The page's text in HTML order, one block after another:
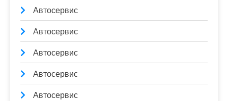
Автосервис
Автосервис
Автосервис
Автосервис
Автосервис